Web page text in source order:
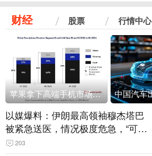
财经 股票 行情中心
苹果拿下高端手机市场65%的份额：iPhone 17系列功不可没
以媒爆料：伊朗最高领袖穆杰塔巴
被紧急送医，情况极度危急，“可能
随时会死去”
203